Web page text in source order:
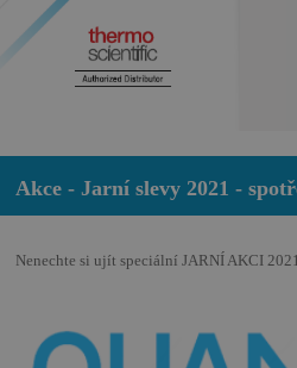
Akce - Jarní slevy 2021 -
Nenechte si ujít speciální JARNÍ AKCI